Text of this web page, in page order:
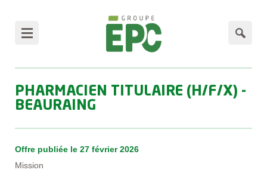
PHARMACIEN TITULAIRE (H/F/X) -
BEAURAING
Offre publiée le 27 février 2026
Mission